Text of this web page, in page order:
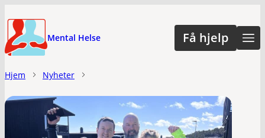
til
hovedinnhold
Mental Helse Få hjelp
Hjem Nyheter